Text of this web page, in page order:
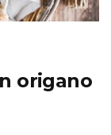
origano